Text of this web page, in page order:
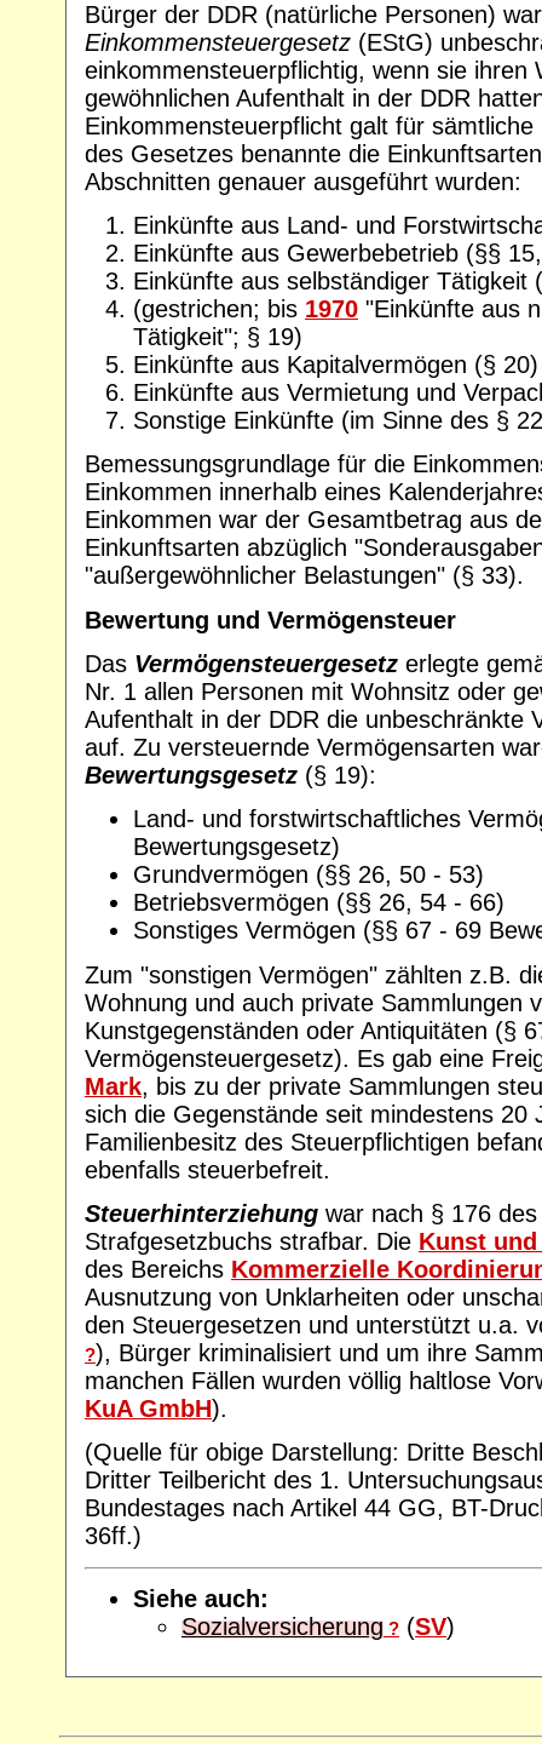
Bürger der DDR (natürliche Personen)
Einkommensteuergesetz (EStG)
einkommensteuerpflichtig, wenn sie ihren
gewöhnlichen Aufenthalt in der DDR
Einkommensteuerpflicht galt für
des Gesetzes benannte die
Abschnitten genauer ausgeführt wurden:
Einkünfte aus Land- und
Einkünfte aus Gewerbebetrieb (§§
Einkünfte aus selbständiger Tätigkeit
(gestrichen; bis 1970 "Einkünfte aus
Tätigkeit"; § 19)
Einkünfte aus Kapitalvermögen (§ 20)
Einkünfte aus Vermietung und
Sonstige Einkünfte (im Sinne des §
Bemessungsgrundlage für die
Einkommen innerhalb eines
Einkommen war der Gesamtbetrag aus
Einkunftsarten abzüglich
"außergewöhnlicher Belastungen" (§ 33).
Bewertung und Vermögensteuer
Das Vermögensteuergesetz erlegte
Nr. 1 allen Personen mit Wohnsitz oder
Aufenthalt in der DDR die unbeschränkte
auf. Zu versteuernde Vermögensarten
Bewertungsgesetz (§ 19):
Land- und forstwirtschaftliches
Bewertungsgesetz)
Grundvermögen (§§ 26, 50 - 53)
Betriebsvermögen (§§ 26, 54 - 66)
Sonstiges Vermögen (§§ 67 - 69
Zum "sonstigen Vermögen" zählten z.B.
Wohnung und auch private Sammlungen
Kunstgegenständen oder Antiquitäten (§
Vermögensteuergesetz). Es gab eine
Mark, bis zu der private Sammlungen
sich die Gegenstände seit mindestens 20
Familienbesitz des Steuerpflichtigen
ebenfalls steuerbefreit.
Steuerhinterziehung war nach § 176
Strafgesetzbuchs strafbar. Die Kunst
des Bereichs Kommerzielle
Ausnutzung von Unklarheiten oder
den Steuergesetzen und unterstützt u.a.
?), Bürger kriminalisiert und um ihre
manchen Fällen wurden völlig haltlose
KuA GmbH).
(Quelle für obige Darstellung: Dritte
Dritter Teilbericht des 1.
Bundestages nach Artikel 44 GG, BT-
36ff.)
Siehe auch:
Sozialversicherung ? (SV)